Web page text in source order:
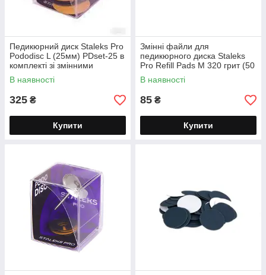
Педикюрний диск Staleks Pro
Pododisc L (25мм) PDset-25 в
комплекті зі змінними
файлами 180 гріт
В наявності
325 ₴
Купити
Змінні файли для
педикюрного диска Staleks
Pro Refill Pads M 320 грит (50
шт.) PDF-20-320
В наявності
85 ₴
Купити